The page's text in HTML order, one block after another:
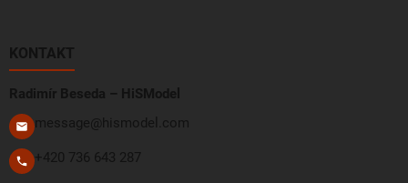
KONTAKT
Radimír Beseda – HiSModel
message@hismodel.com
+420 736 643 287